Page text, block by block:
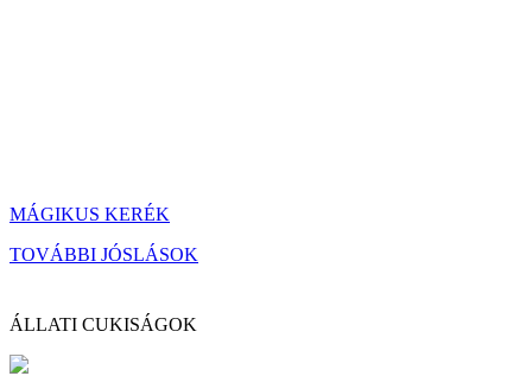
MÁGIKUS KERÉK
TOVÁBBI JÓSLÁSOK
ÁLLATI CUKISÁGOK